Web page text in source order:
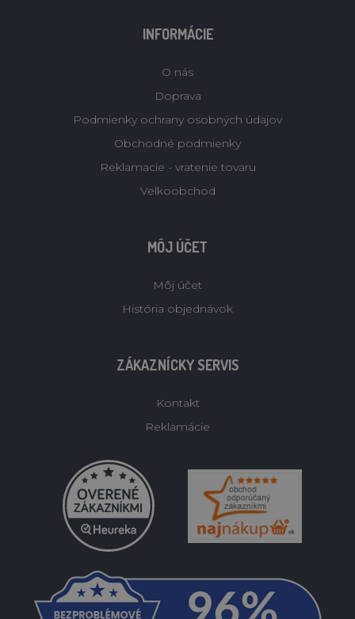
INFORMÁCIE
O nás
Doprava
Podmienky ochrany osobných údajov
Obchodné podmienky
Reklamacie - vratenie tovaru
Velkoobchod
MÔJ ÚČET
Môj účet
História objednávok
ZÁKAZNÍCKY SERVIS
Kontakt
Reklamácie